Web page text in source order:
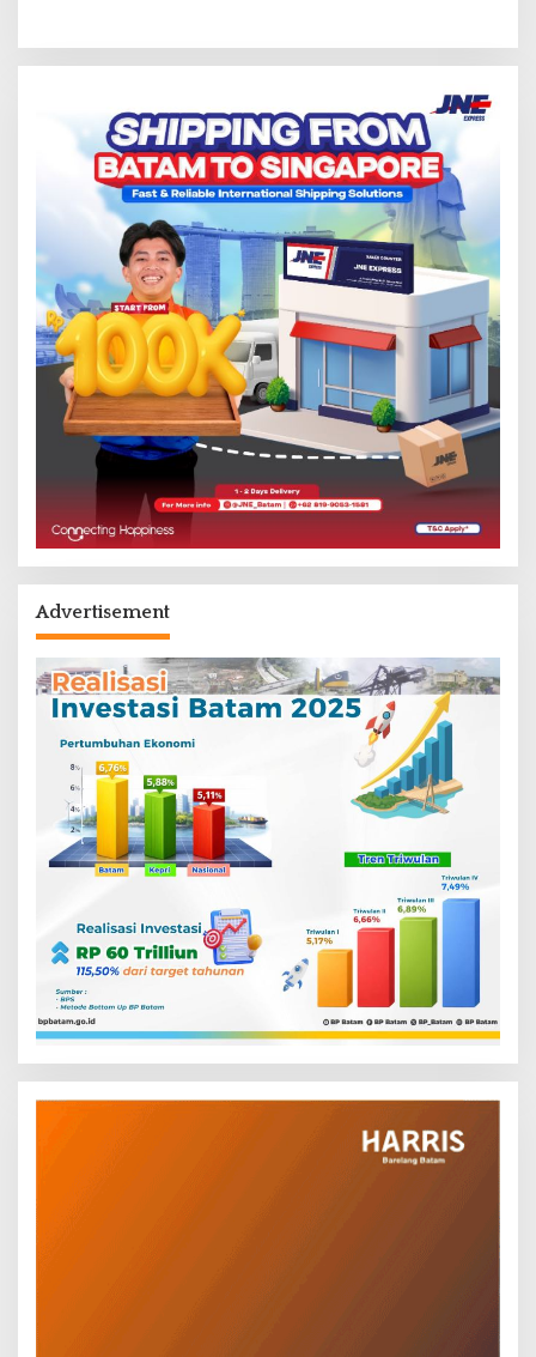
Advertisement